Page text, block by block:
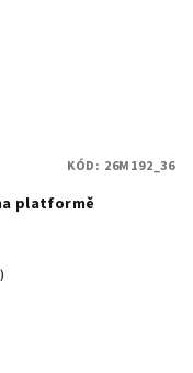
platformě
KÓD: 26M192_36